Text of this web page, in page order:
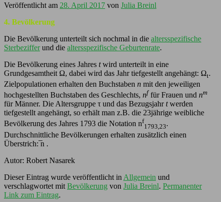
Veröffentlicht am 28. April 2017 von Julia Breinl
4. Bevölkerung
Die Bevölkerung unterteilt sich nochmal in die altersspezifische
Sterbezifferund die altersspezifische Geburtenrate.
Die Bevölkerung eines Jahres twird unterteilt in eine
Grundgesamtheit Ω, dabei wird das Jahr tiefgestellt angehängt: Ωt.
Zielpopulationen erhalten den Buchstaben n mit den jeweiligen
hochgestellten Buchstaben des Geschlechts, nf für Frauen und nm
für Männer. Die Altersgruppe τ und das Bezugsjahrtwerden
tiefgestellt angehängt, so erhält man z.B. die 23jährige weibliche
Bevölkerung des Jahres 1793 die Notation nf
1793,23.
Durchschnittliche Bevölkerungen erhalten zusätzlich einen
Überstrich: ̅n .
Autor: Robert Nasarek
Dieser Eintrag wurde veröffentlicht in Allgemein und
verschlagwortet mit Bevölkerung von Julia Breinl. Permanenter
Link zum Eintrag.